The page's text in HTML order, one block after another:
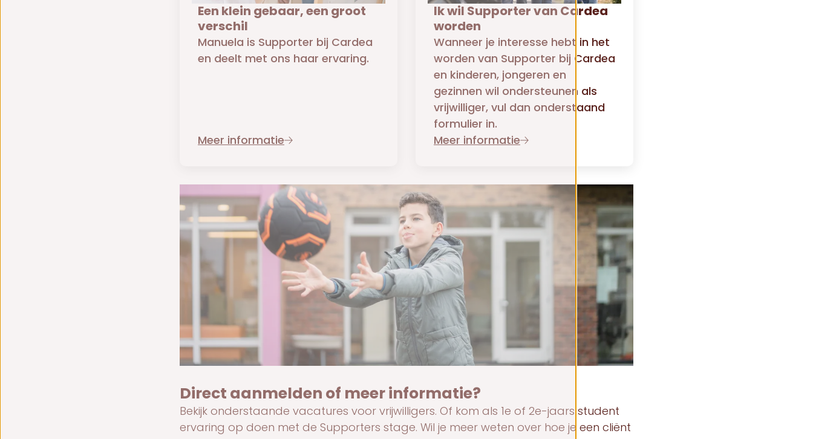
Een klein gebaar, een groot
verschil
Manuela is Supporter bij Cardea
en deelt met ons haar ervaring.
Meer informatie
Ik wil Supporter van Cardea
worden
Wanneer je interesse hebt in het
worden van Supporter bij Cardea
en kinderen, jongeren en
gezinnen wil ondersteunen als
vrijwilliger, vul dan onderstaand
formulier in.
Meer informatie
Direct aanmelden of meer informatie?
Bekijk onderstaande vacatures voor vrijwilligers. Of kom als 1e of 2e-jaars student
ervaring op doen met de Supporters stage. Wil je meer weten over hoe je een cliënt